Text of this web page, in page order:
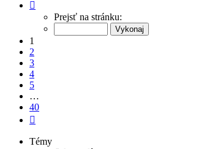
Prejsť na stránku:
1
2
3
4
5
…
40
Témy